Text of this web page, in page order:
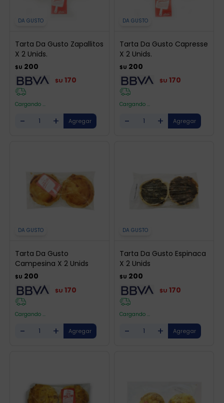
DA GUSTO
Tarta Da Gusto Zapallitos
X 2 Unids.
$U 200
$U 170
Cargando ...
- +
DA GUSTO
Tarta Da Gusto Capresse
X 2 Unids.
$U 200
$U 170
Cargando ...
- +
DA GUSTO
Tarta Da Gusto
Campesina X 2 Unids
$U 200
$U 170
Cargando ...
- +
DA GUSTO
Tarta Da Gusto Espinaca
X 2 Unids
$U 200
$U 170
Cargando ...
- +